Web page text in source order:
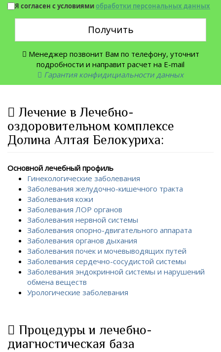
Я согласен с условиямиобработки персональных данных
Получить
Менеджер позвонит Вам по телефону, уточнит
подробности и направит расчет на E-mail
Гарантия конфидициальности данных
Лечение в Лечебно-
оздоровительном комплексе
Долина Алтая Белокуриха:
Основной лечебный профиль
Гинекологические заболевания
Заболевания желудочно-кишечного тракта
Заболевания кожи
Заболевания ЛОР органов
Заболевания нервной системы
Заболевания опорно-двигательного аппарата
Заболевания органов дыхания
Заболевания почек и мочевыводящих путей
Заболевания сердечно-сосудистой системы
Заболевания эндокринной системы и нарушений
обмена веществ
Урологические заболевания
Процедуры и лечебно-
диагностическая база